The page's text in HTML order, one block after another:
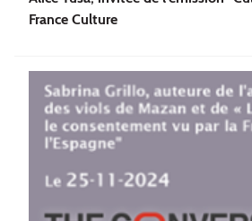
France Culture